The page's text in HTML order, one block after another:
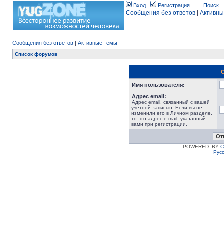
Вход Регистрация Поиск
Сообщения без ответов
Сообщения без ответов | Активные темы
Список форумов
Имя пользователя:
Адрес email:
Адрес email, связанный с вашей
учётной записью. Если вы не
изменили его в Личном разделе,
то это адрес e-mail, указанный
вами при регистрации.
POWERED_BY